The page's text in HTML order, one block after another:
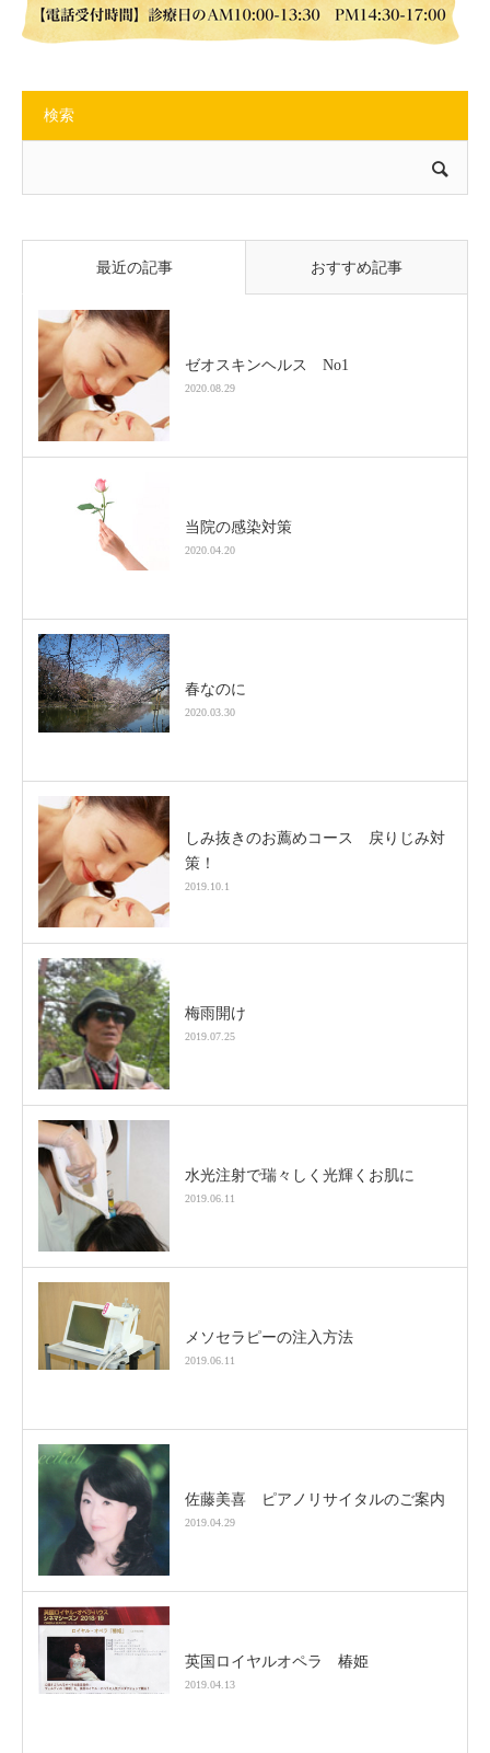
検索
最近の記事 おすすめ記事
ゼオスキンヘルス No1
2020.08.29
当院の感染対策
2020.04.20
春なのに
2020.03.30
しみ抜きのお薦めコース 戻りじみ対
策！
2019.10.1
梅雨開け
2019.07.25
水光注射で瑞々しく光輝くお肌に
2019.06.11
メソセラピーの注入方法
2019.06.11
佐藤美喜 ピアノリサイタルのご案内
2019.04.29
英国ロイヤルオペラ 椿姫
2019.04.13